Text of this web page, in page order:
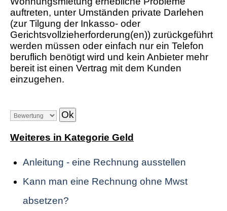
auftreten, unter Umständen private Darlehen
(zur Tilgung der Inkasso- oder
Gerichtsvollzieherforderung(en)) zurückgeführt
werden müssen oder einfach nur ein Telefon
beruflich benötigt wird und kein Anbieter mehr
bereit ist einen Vertrag mit dem Kunden
einzugehen.
Weiteres in Kategorie Geld
Anleitung - eine Rechnung ausstellen
Kann man eine Rechnung ohne Mwst
absetzen?